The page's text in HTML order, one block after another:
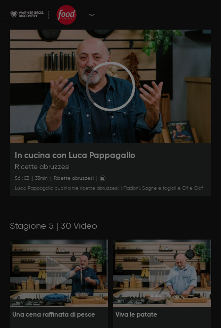
In cucina con Luca Pappagallo
Ricette abruzzesi
S6 : E3 33min Ricette abruzzesi
Luca Pappagallo cucina tre ricette abruzzesi: i Fiadoni, Sagne e fagioli e Cif e Ciaf.
Stagione 5 | 30 Video
Una cena raffinata di pesce Viva le patate